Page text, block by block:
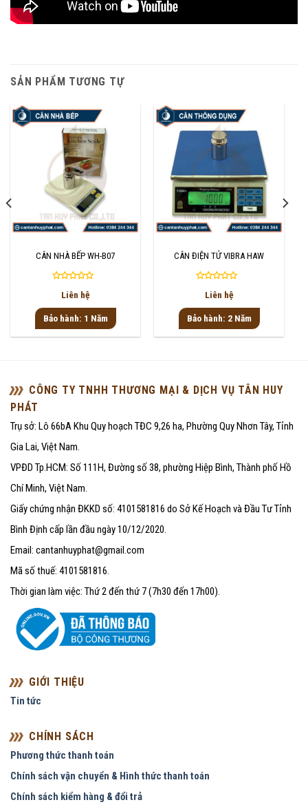
SẢN PHẨM TƯƠNG TỰ
CÂN NHÀ BẾP WH-B07
Được
hạng
0
5
Liên hệ
Bảo hành: 1 Năm
CÂN ĐIỆN TỬ VIBRA HAW
Được
hạng
0
5
Liên hệ
Bảo hành: 2 Năm
CÔNG TY TNHH THƯƠNG MẠI & DỊCH VỤ TÂN HUY
PHÁT
Trụ sở: Lô 66bA Khu Quy hoạch TĐC 9,26 ha, Phường Quy Nhơn Tây, Tỉnh
Gia Lai, Việt Nam.
VPĐD Tp.HCM: Số 111H, Đường số 38, phường Hiệp Bình, Thành phố Hồ
Chí Minh, Việt Nam.
Giấy chứng nhận ĐKKD số: 4101581816 do Sở Kế Hoạch và Đầu Tư Tỉnh
Bình Định cấp lần đầu ngày 10/12/2020.
Email: cantanhuyphat@gmail.com
Mã số thuế: 4101581816.
Thời gian làm việc: Thứ 2 đến thứ 7 (7h30 đến 17h00).
GIỚI THIỆU
Tin tức
CHÍNH SÁCH
Phương thức thanh toán
Chính sách vận chuyển & Hình thức thanh toán
Chính sách kiểm hàng & đổi trả